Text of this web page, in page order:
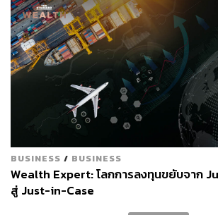
ABOUT THE
สรสิช ลีลานุกิจ
Content Creator THE
ผู้สนใจในการเขียนเกี่ย
ลงทุนต่างประเทศ, ชื่น
และเรียนรู้สิ่งใหม่
BUSINESS / BUSINESS
Wealth Expert: โลกการลงทุนขยับจาก
สู่ Just-in-Case